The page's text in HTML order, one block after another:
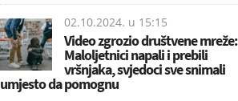
02.10.2024. u 15:15
Video zgrozio društvene mreže:
Maloljetnici napali i prebili
vršnjaka, svjedoci sve snimali
umjesto da pomognu